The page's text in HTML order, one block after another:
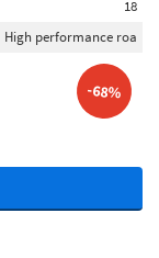
18
High performance roa
-68%